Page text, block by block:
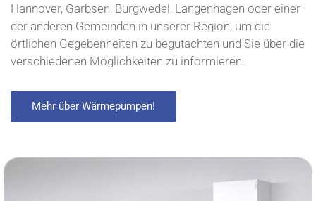
Hannover, Garbsen, Burgwedel, Langenhagen oder einer
der anderen Gemeinden in unserer Region, um die
örtlichen Gegebenheiten zu begutachten und Sie über die
verschiedenen Möglichkeiten zu informieren.
Mehr über Wärmepumpen!